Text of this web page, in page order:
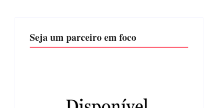
Seja um parceiro em foco